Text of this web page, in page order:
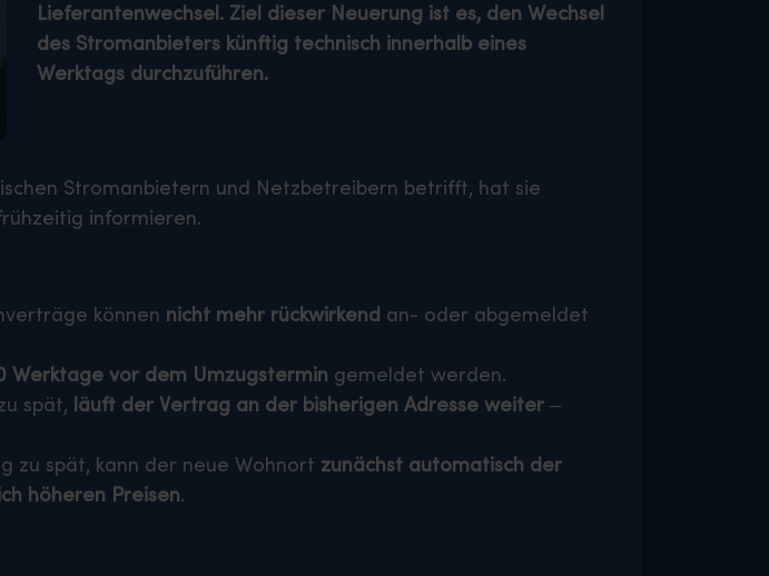
Lieferantenwechsel . Ziel dieser Neuerung ist es, den Wechsel
des Stromanbieters künftig technisch innerhalb eines
Werktagsdurchzuführen.
Stromanbietern und Netzbetreibern betrifft, hat sie
informieren.
können nicht mehr rückwirkend an- oder abgemeldet
Werktage vor dem Umzugstermin gemeldet werden.
spät, läuft der Vertrag an der bisherigen Adresse weiter–
zu spät, kann der neue Wohnort zunächst automatisch der
höheren Preisen.